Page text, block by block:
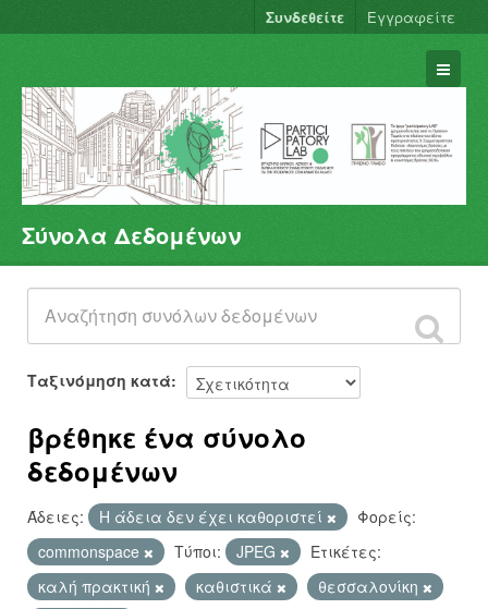
Συνδεθείτε Εγγραφείτε
Σύνολα Δεδομένων
Φορείς
Ομάδες
Σχετικά
Σύνολα Δεδομένων
Ταξινόμηση κατά
βρέθηκε ένα σύνολο
δεδομένων
Άδειες: Η άδεια δεν έχει καθοριστεί
Φορείς:
commonspace
Τύποι: JPEG
Ετικέτες:
καλή πρακτική
καθιστικά
θεσσαλονίκη